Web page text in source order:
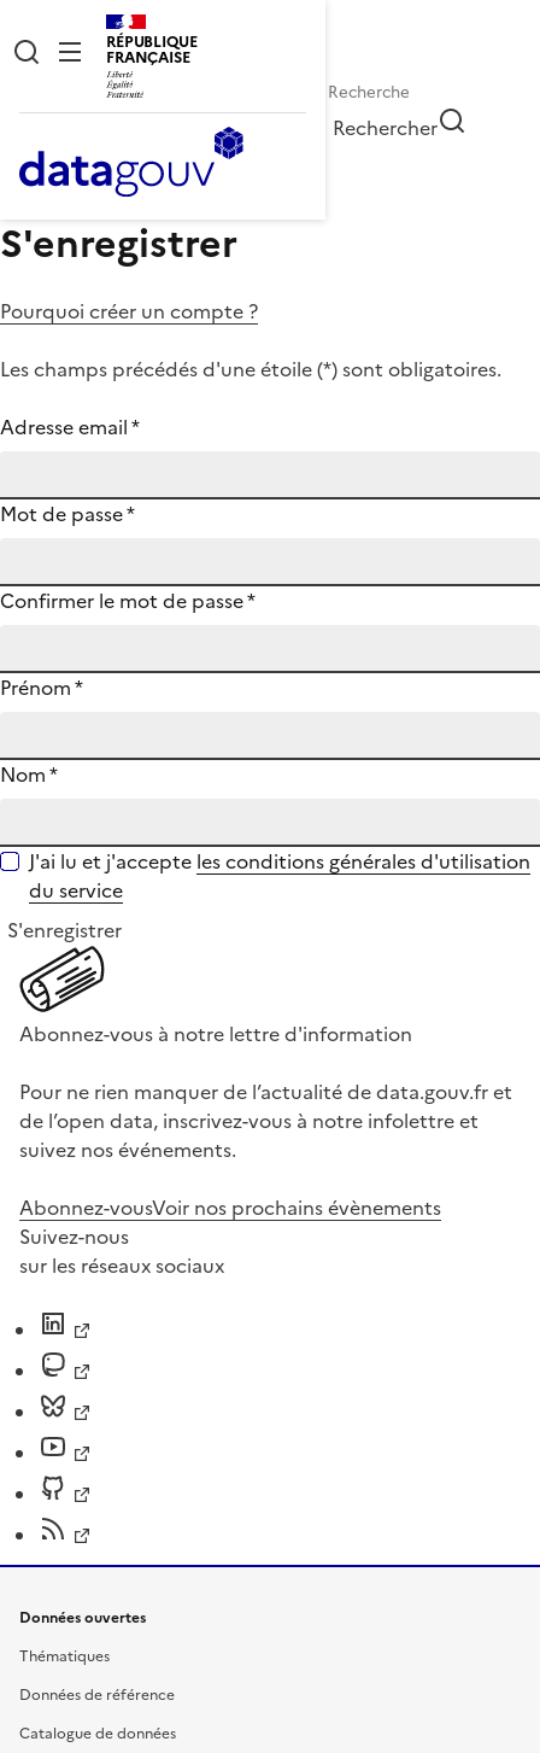
RÉPUBLIQUE
FRANÇAISE
Rechercher
S'enregistrer
Pourquoi créer un compte ?
Les champs précédés d'une étoile (*) sont obligatoires.
Adresse email*
Mot de passe*
Confirmer le mot de passe*
Prénom*
Nom*
J'ai lu et j'accepte les conditions générales d'utilisation
du service
S'enregistrer
Abonnez-vous à notre lettre d'information
Pour ne rien manquer de l’actualité de data.gouv.fr et
de l’open data, inscrivez-vous à notre infolettre et
suivez nos événements.
Abonnez-vousVoir nos prochains évènements
Suivez-nous
sur les réseaux sociaux
Données ouvertes
Thématiques
Données de référence
Catalogue de données